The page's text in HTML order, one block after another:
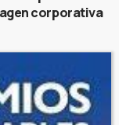
corporativa